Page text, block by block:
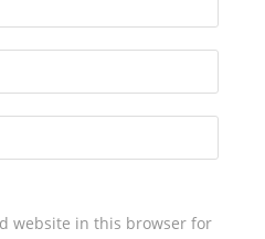
website in this browser for